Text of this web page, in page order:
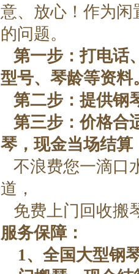
意、放心！ 作为闲
的问题。
第一步：打电话
型号、琴龄等资料
第二步：提供钢
第三步：价格合
琴，现金当场结算
不浪费您一滴口
道 ，
免费上门回收搬
服务保障：
1、 全国大型钢